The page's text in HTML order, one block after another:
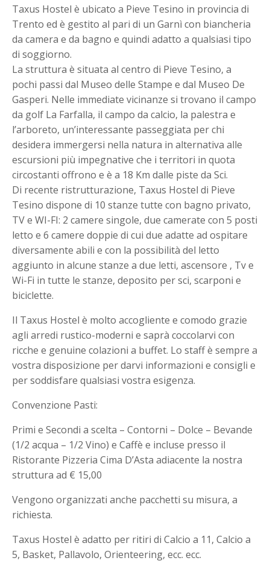
Taxus Hostel è ubicato a Pieve Tesino in provincia di
Trento ed è gestito al pari di un Garnì con biancheria
da camera e da bagno e quindi adatto a qualsiasi tipo
di soggiorno.
La struttura è situata al centro di Pieve Tesino, a
pochi passi dal Museo delle Stampe e dal Museo De
Gasperi. Nelle immediate vicinanze si trovano il campo
da golf La Farfalla, il campo da calcio, la palestra e
l’arboreto, un’interessante passeggiata per chi
desidera immergersi nella natura in alternativa alle
escursioni più impegnative che i territori in quota
circostanti offrono e è a 18 Km dalle piste da Sci.
Di recente ristrutturazione, Taxus Hostel di Pieve
Tesino dispone di 10 stanze tutte con bagno privato,
TV e WI-FI: 2 camere singole, due camerate con 5 posti
letto e 6 camere doppie di cui due adatte ad ospitare
diversamente abili e con la possibilità del letto
aggiunto in alcune stanze a due letti, ascensore , Tv e
Wi-Fi in tutte le stanze, deposito per sci, scarponi e
biciclette.
Il Taxus Hostel è molto accogliente e comodo grazie
agli arredi rustico-moderni e saprà coccolarvi con
ricche e genuine colazioni a buffet. Lo staff è sempre a
vostra disposizione per darvi informazioni e consigli e
per soddisfare qualsiasi vostra esigenza.
Convenzione Pasti:
Primi e Secondi a scelta – Contorni – Dolce – Bevande
(1/2 acqua – 1/2 Vino) e Caffè e incluse presso il
Ristorante Pizzeria Cima D’Asta adiacente la nostra
struttura ad € 15,00
Vengono organizzati anche pacchetti su misura, a
richiesta.
Taxus Hostel è adatto per ritiri di Calcio a 11, Calcio a
5, Basket, Pallavolo, Orienteering, ecc. ecc.